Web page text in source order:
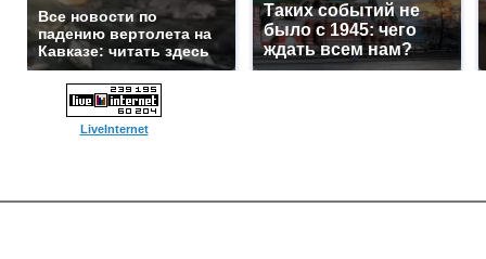
Все новости по
падению вертолета на
Кавказе: читать здесь
Таких событий не
было с 1945: чего
ждать всем нам?
LiveInternet